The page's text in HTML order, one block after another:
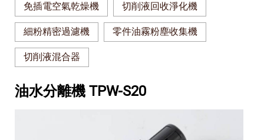
免插電空氣乾燥機 切削液回收淨化機
細粉精密過濾機 零件油霧粉塵收集機
切削液混合器
油水分離機 TPW-S20